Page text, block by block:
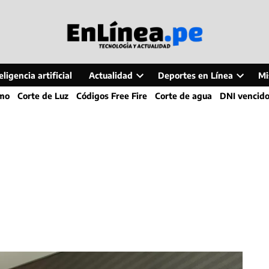
artificial Actualidad
Open
dropdown
Deportes en Línea
Open
dropdown
Corte de Luz Códigos Free Fire Corte de agua DNI vencido